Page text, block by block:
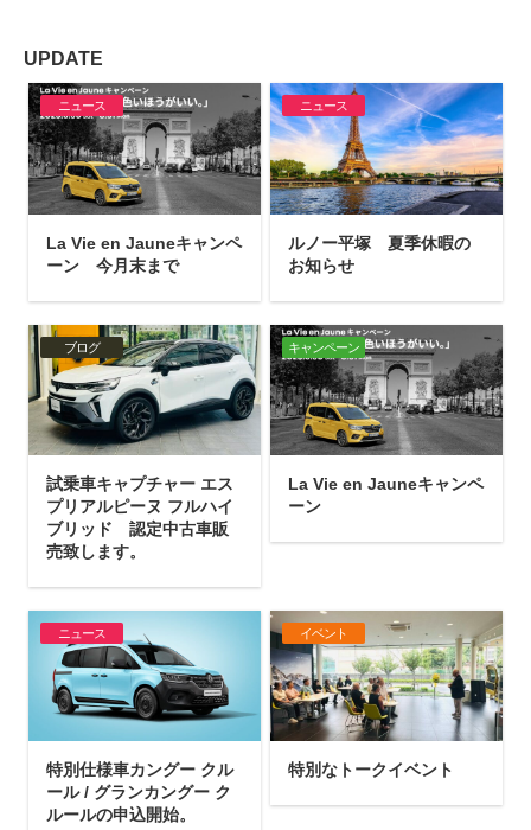
UPDATE
ニュース
La Vie en Jauneキャンペ
ーン 今月末まで
ニュース
ルノー平塚 夏季休暇の
お知らせ
ブログ
試乗車キャプチャー エス
プリアルピーヌ フルハイ
ブリッド 認定中古車販
売致します。
キャンペーン
La Vie en Jauneキャンペ
ーン
ニュース
特別仕様車カングー クル
ール / グランカングー ク
ルールの申込開始。
イベント
特別なトークイベント